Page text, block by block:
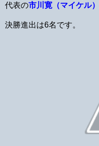
代表の市川寛（マイケル）
決勝進出は6名です。